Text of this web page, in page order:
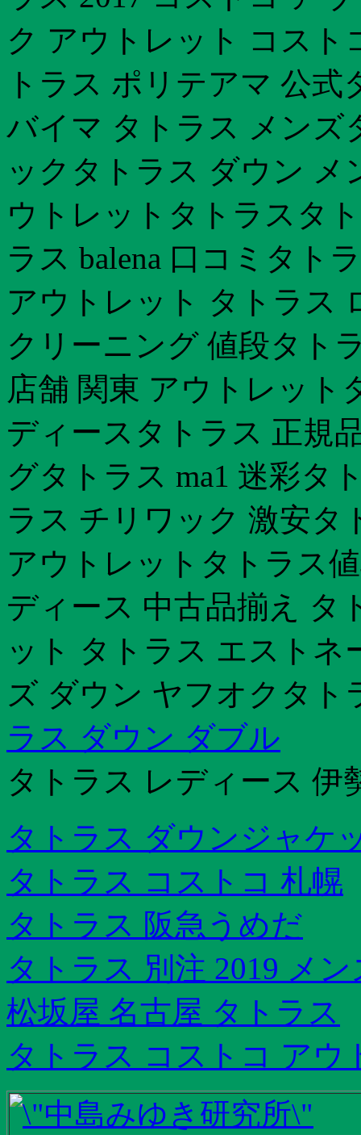
ク アウトレット コスト
トラス ポリテアマ 公
バイマ タトラス メンズ
ックタトラス ダウン メ
ウトレットタトラスタ
ラス balena 口コミタト
アウトレット タトラス
クリーニング 値段タト
店舗 関東 アウトレット
ディースタトラス 正規
グタトラス ma1 迷彩タ
ラス チリワック 激安タ
アウトレットタトラス
ディース 中古品揃え タ
ット タトラス エスト
ズ ダウン ヤフオクタ
ラス ダウン ダブル
タトラス レディース 伊
タトラス ダウンジャケ
タトラス コストコ 札幌
タトラス 阪急うめだ
タトラス 別注 2019 メン
松坂屋 名古屋 タトラス
タトラス コストコ アウ